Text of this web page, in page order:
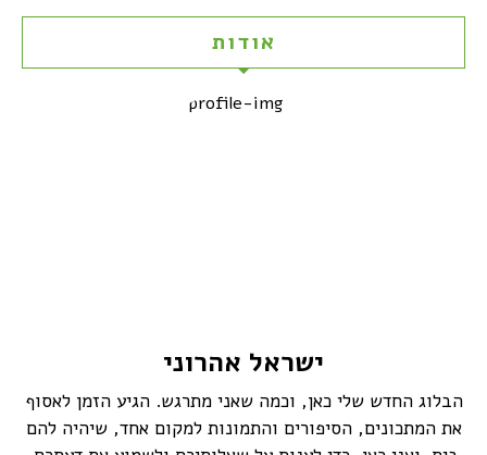
אודות
ישראל אהרוני
הבלוג החדש שלי כאן, וכמה שאני מתרגש. הגיע הזמן לאסוף
את המתכונים, הסיפורים והתמונות למקום אחד, שיהיה להם